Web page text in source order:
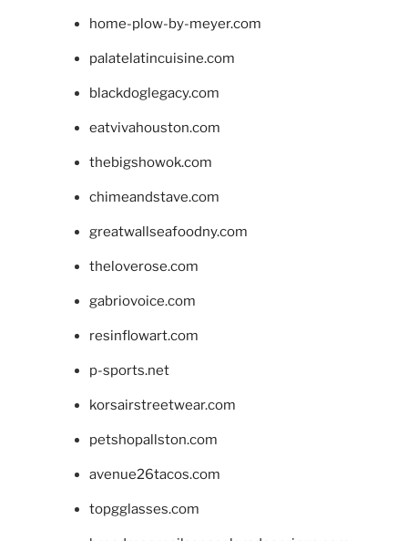
home-plow-by-meyer.com
palatelatincuisine.com
blackdoglegacy.com
eatvivahouston.com
thebigshowok.com
chimeandstave.com
greatwallseafoodny.com
theloverose.com
gabriovoice.com
resinflowart.com
p-sports.net
korsairstreetwear.com
petshopallston.com
avenue26tacos.com
topgglasses.com